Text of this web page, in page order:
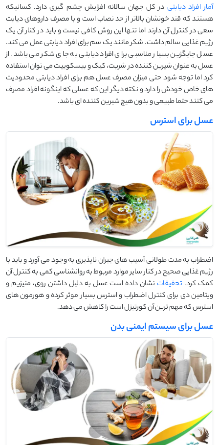
آمار افراد دیابتی در کل جهان سالانه افزایش چشم گیری دارد. کسانیکه
هستند که قند خونشان بالاتر از حد نصاب است و با مصرف داروهای دیابت
سعی در کنترل آن دارند اما تنها این روش کافی نیست و باید در کنار آن یک
رژیم غذایی سالم داشت. شکر مانند یک سم برای افراد دیابتی عمل می کند.
عسل جایگزین بسیار مناسبی برای افراد دیابتی به جای شکر می باشد. از
عسل به عنوان شیرین کننده در شربت، کیک و بیسکوییت می توان استفاده
کرد اما توجه شود حتی میزان مصرف عسل هم برای افراد دیابتی محدودیت
های خاص خودش را دارد و نکته دیگر این که عسلی که اینگونه افراد مصرف
می کنند حتما طبیعی و بدون هیچ شیرین کننده ای باشد.
عسل برای استرس
اضطراب به مدت طولانی آسیب های جبران ناپذیری به وجود می آورد و باید با
رژیم غذایی صحیح در کنار سایر موارد مربوط به روانشناسی کمی به کنترل آن
کمک کرد. تحقیقاتنشان داده است عسل به دلیل داشتن روی، منیزیم و
ویتامین دی برای کنترل اضطراب و استرس بسیار موثر کرده و هورمون های
استرس که مهم ترین آن کورتیزل است را کاهش می دهد.
عسل برای سیستم ایمنی بدن